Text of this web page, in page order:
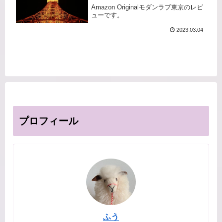
Amazon Originalモダンラブ東京のレビ
ューです。
2023.03.04
プロフィール
ふう